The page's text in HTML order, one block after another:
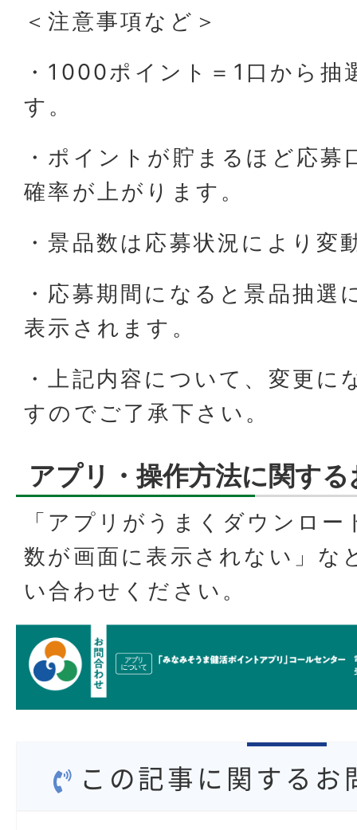
＜注意事項など＞
・1000ポイント＝1口から抽
す。
・ポイントが貯まるほど応募
確率が上がります。
・景品数は応募状況により変
・応募期間になると景品抽選
表示されます。
・上記内容について、変更に
すのでご了承下さい。
アプリ・操作方法に関す
「アプリがうまくダウンロ
数が画面に表示されない」な
い合わせください。
この記事に関するお